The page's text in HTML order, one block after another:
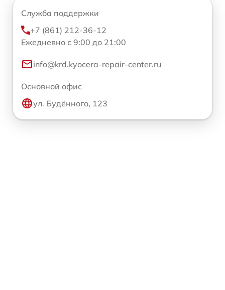
Служба поддержки
+7 (861) 212-36-12
Ежедневно с 9:00 до 21:00
info@krd.kyocera-repair-center.ru
Основной офис
ул. Будённого, 123